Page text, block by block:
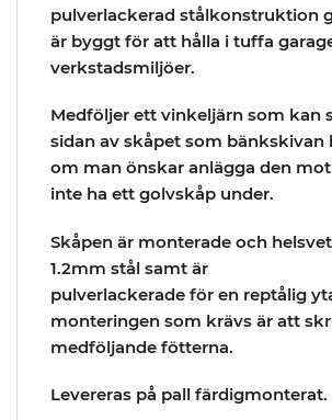
pulverlackerad stålkonstruktion
är byggt för att hålla i tuffa
verkstadsmiljöer.
Medföljer ett vinkeljärn som kan
sidan av skåpet som bänkskivan
om man önskar anlägga den
inte ha ett golvskåp under.
Skåpen är monterade och
1.2mm stål samt är
pulverlackerade för en reptålig
monteringen som krävs är att
medföljande fötterna.
Levereras på pall